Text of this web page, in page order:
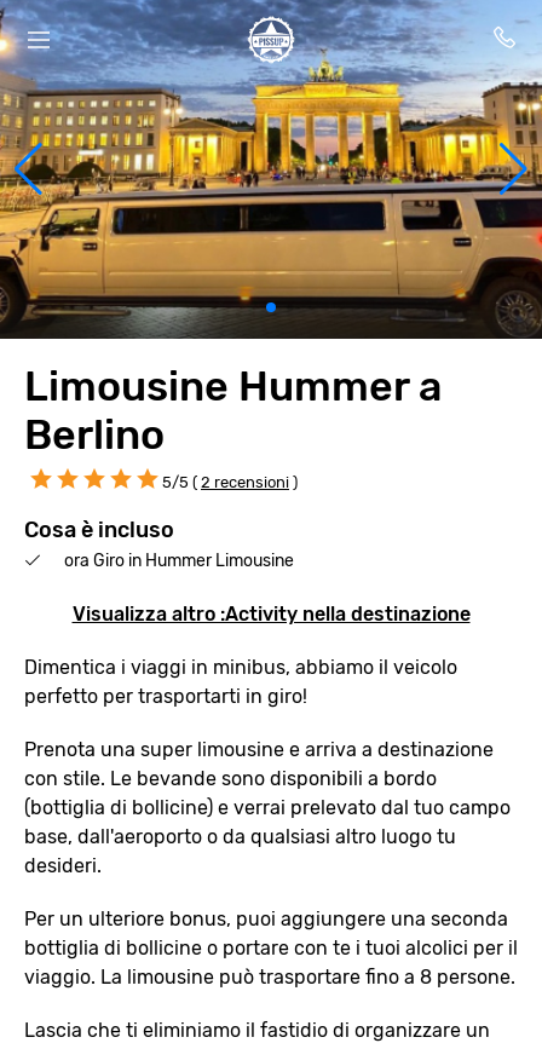
Limousine Hummer a
Berlino
5/5 ( 2 recensioni )
Cosa è incluso
ora Giro in Hummer Limousine
Visualizza altro :Activity nella destinazione
Dimentica i viaggi in minibus, abbiamo il veicolo
perfetto per trasportarti in giro!
Prenota una super limousine e arriva a destinazione
con stile. Le bevande sono disponibili a bordo
(bottiglia di bollicine) e verrai prelevato dal tuo campo
base, dall'aeroporto o da qualsiasi altro luogo tu
desideri.
Per un ulteriore bonus, puoi aggiungere una seconda
bottiglia di bollicine o portare con te i tuoi alcolici per il
viaggio. La limousine può trasportare fino a 8 persone.
Lascia che ti eliminiamo il fastidio di organizzare un